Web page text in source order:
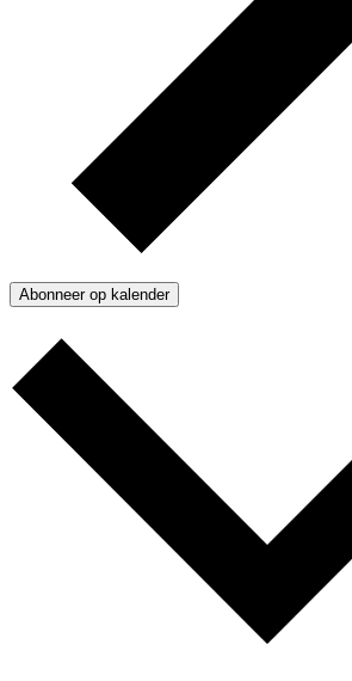
Abonneer op kalender